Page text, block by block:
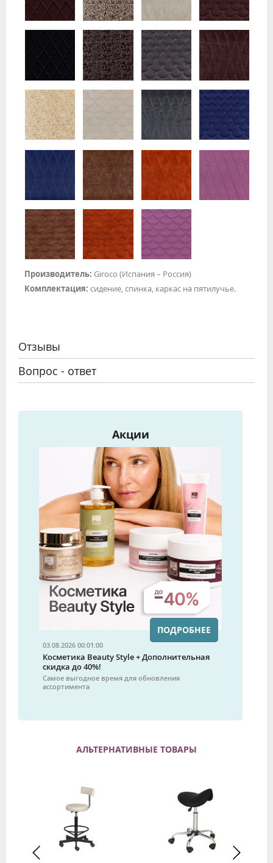
Производитель: Giroco (Испания – Россия)
Комплектация: сидение, спинка, каркас на пятилучье.
Отзывы
Вопрос - ответ
Акции
03.08.2026 00:01:00
Косметика Beauty Style + Дополнительная
скидка до 40%!
Самое выгодное время для обновления
ассортимента
ПОДРОБНЕЕ
АЛЬТЕРНАТИВНЫЕ ТОВАРЫ